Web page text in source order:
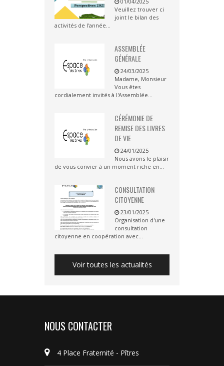
Veuillez trouver ci
joint le bilan des
activités de l'année...
ASSEMBLÉE
GÉNÉRALE
24/03/2025
Madame, Monsieur
Vous êtes
cordialement invités à l'Assemblée...
CÉRÉMONIE DE
REMISE DES LIVRES
DE VIE
24/01/2025
Nous avons le plaisir
de vous convier à un moment riche en...
CONSULTATION
CITOYENNE
23/01/2025
Organisation d'une
consultation
citoyenne en coopération avec...
Voir toutes les actualités
NOUS CONTACTER
4 Place Fraternité - Pîtres